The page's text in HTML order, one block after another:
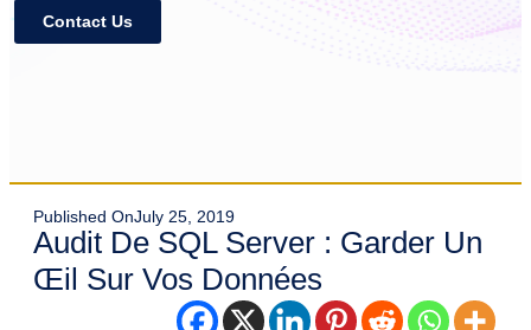
Contact Us
Published OnJuly 25, 2019
Audit De SQL Server : Garder Un
Œil Sur Vos Données